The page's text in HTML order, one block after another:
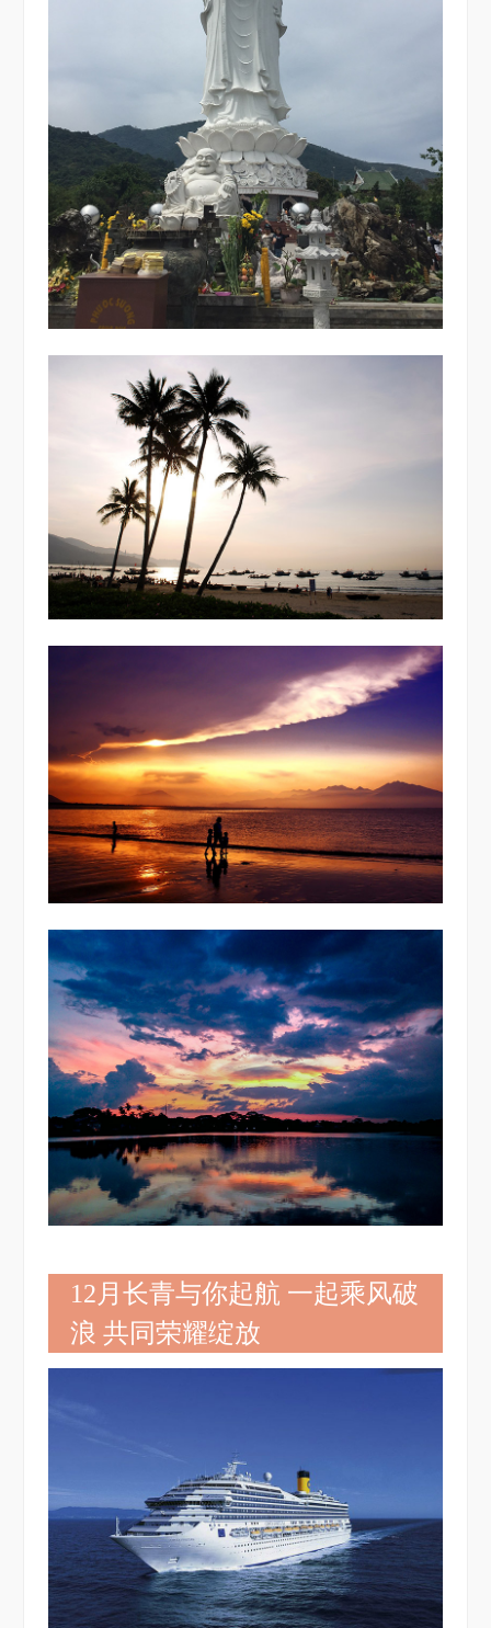
12月长青与你起航 一起乘风破
浪 共同荣耀绽放